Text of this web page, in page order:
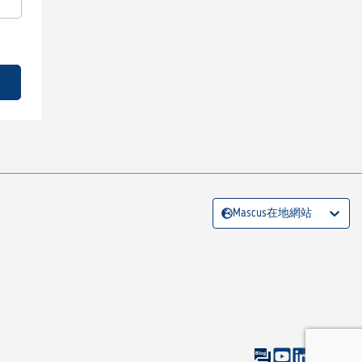
Mascus在地網站